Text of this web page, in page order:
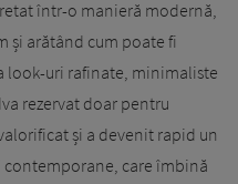
într-o manieră modernă,
și arătând cum poate fi
look-uri rafinate, minimaliste
rezervat doar pentru
și a devenit rapid un
care îmbină